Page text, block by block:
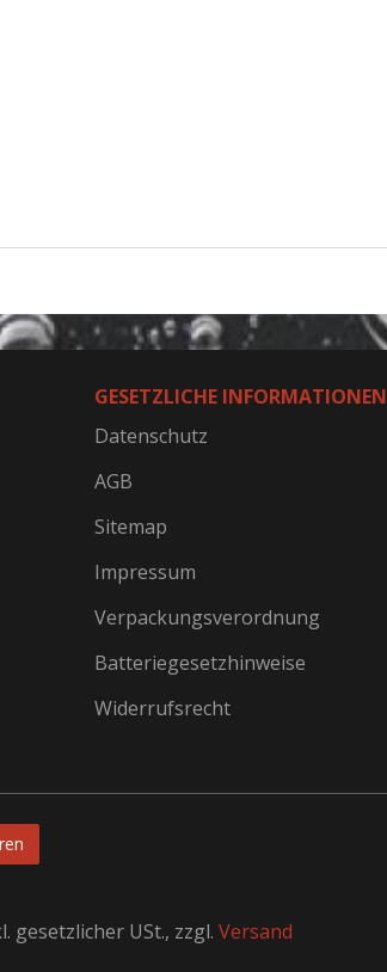
GESETZLICHE INFORMATIONEN
Datenschutz
AGB
Sitemap
Impressum
Verpackungsverordnung
Batteriegesetzhinweise
Widerrufsrecht
gesetzlicher USt., zzgl. Versand